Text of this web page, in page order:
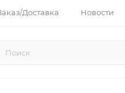
Доставка Новости